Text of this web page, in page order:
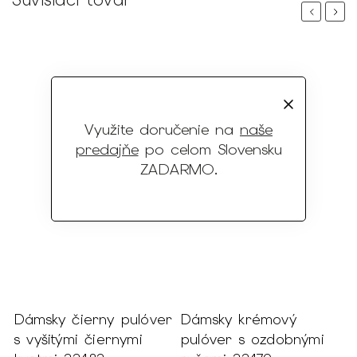
Využite doručenie na naše
predajňepo celom Slovensku
ZADARMO.
Previous
Dámsky čierny pulóver
s vyšitými čiernymi
Dámsky krémový
pulóver s ozdobnými
Next